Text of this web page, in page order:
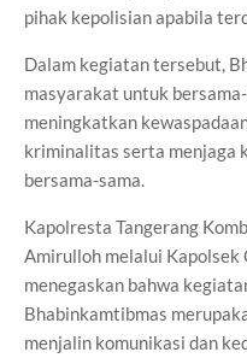
pihak kepolisian apabila
Dalam kegiatan tersebut,
masyarakat untuk
meningkatkan
kriminalitas serta menjaga
bersama-sama.
Kapolresta Tangerang
Amirulloh melalui Kapolsek
menegaskan bahwa
Bhabinkamtibmas
menjalin komunikasi dan